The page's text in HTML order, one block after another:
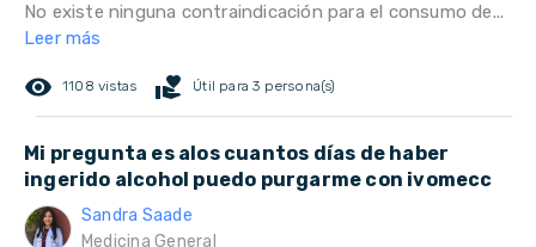
No existe ninguna contraindicación para el consumo de...
Leer más
remove_red_eye 1108 vistas volunteer_activism Útil para 3 persona(s)
Mi pregunta es alos cuantos días de haber
ingerido alcohol puedo purgarme con ivomecc
Sandra Saade
Medicina General